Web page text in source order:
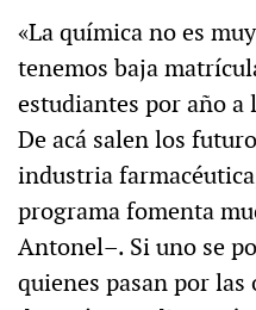
«La química no es
tenemos baja
estudiantes por año a
De acá salen los
industria
programa fomenta
Antonel–. Si uno se
quienes pasan por